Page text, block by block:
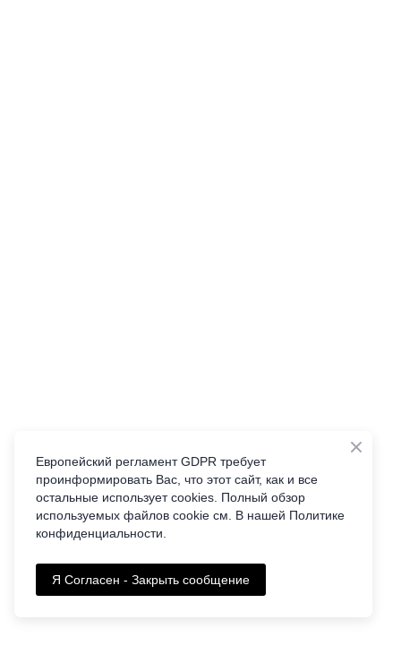
Европейский регламент GDPR требует
проинформировать Вас, что этот сайт, как и все
остальные использует cookies. Полный обзор
используемых файлов cookie см. В нашей Политике
конфиденциальности.
Я Согласен - Закрыть сообщение